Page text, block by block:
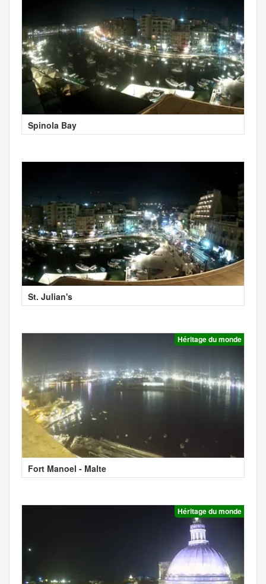
Spinola Bay
St. Julian's
Héritage du monde
Fort Manoel - Malte
Héritage du monde